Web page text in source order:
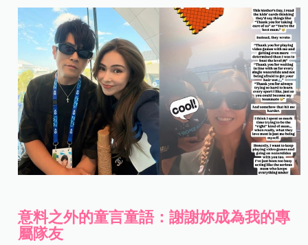
意料之外的童言童語：謝謝妳成為我的專
屬隊友